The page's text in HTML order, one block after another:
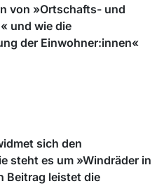
von »Ortschafts- und
und wie die
der Einwohner:innen«
sich den
steht es um »Windräder in
Beitrag leistet die